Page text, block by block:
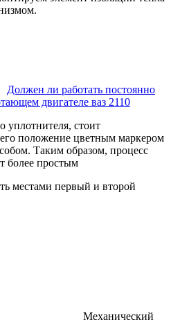
Должен ли работать постоянно
двигателе ваз 2110
уплотнителя, стоит
положение цветным маркером
Таким образом, процесс
более простым
местами первый и второй
Механический